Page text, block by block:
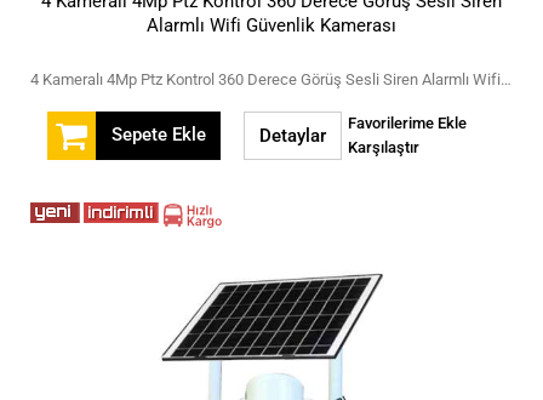
Alarmlı Wifi Güvenlik Kamerası
4 Kameralı 4Mp Ptz Kontrol 360 Derece Görüş Sesli Siren Alarmlı Wifi Güvenlik Kamerası
Sepete Ekle Detaylar
Favorilerime Ekle
Karşılaştır